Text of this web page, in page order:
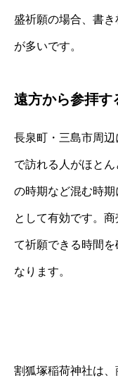
盛祈願の場合、書
が多いです。
遠方から参拝す
長泉町・三島市周
で訪れる人がほと
の時期など混む時
として有効です。
て祈願できる時間
なります。
割狐塚稲荷神社は